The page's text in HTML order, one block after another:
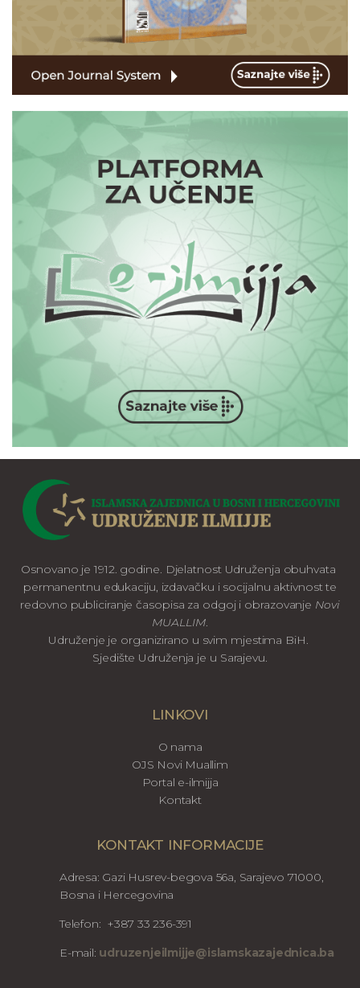
Osnovano je 1912. godine. Djelatnost Udruženja obuhvata
permanentnu edukaciju, izdavačku i socijalnu aktivnost te
redovno publiciranje časopisa za odgoj i obrazovanje Novi
MUALLIM.
Udruženje je organizirano u svim mjestima BiH.
Sjedište Udruženja je u Sarajevu.
LINKOVI
O nama
OJS Novi Muallim
Portal e-ilmijja
Kontakt
KONTAKT INFORMACIJE
Adresa: Gazi Husrev-begova 56a, Sarajevo 71000,
Bosna i Hercegovina
Telefon: +387 33 236-391
E-mail: udruzenjeilmijje@islamskazajednica.ba